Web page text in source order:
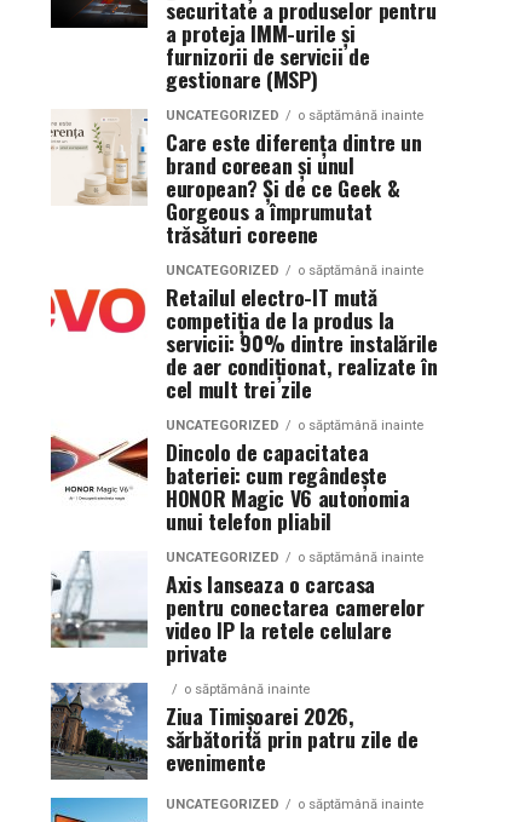
securitate a produselor pentru
a proteja IMM-urile și
furnizorii de servicii de
gestionare (MSP)
UNCATEGORIZED o săptămână inainte
Care este diferența dintre un
brand coreean și unul
european? Și de ce Geek &
Gorgeous a împrumutat
trăsături coreene
UNCATEGORIZED o săptămână inainte
Retailul electro-IT mută
competiția de la produs la
servicii: 90% dintre instalările
de aer condiționat, realizate în
cel mult trei zile
UNCATEGORIZED o săptămână inainte
Dincolo de capacitatea
bateriei: cum regândește
HONOR Magic V6 autonomia
unui telefon pliabil
UNCATEGORIZED o săptămână inainte
Axis lanseaza o carcasa
pentru conectarea camerelor
video IP la retele celulare
private
o săptămână inainte
Ziua Timișoarei 2026,
sărbătorită prin patru zile de
evenimente
UNCATEGORIZED o săptămână inainte